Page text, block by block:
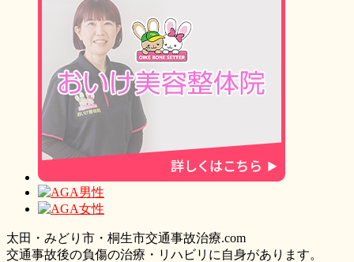
太田・ みどり 市・ 桐生市交通事故治療.com
交通事故後の負傷の治療・リハビリに自身があります。